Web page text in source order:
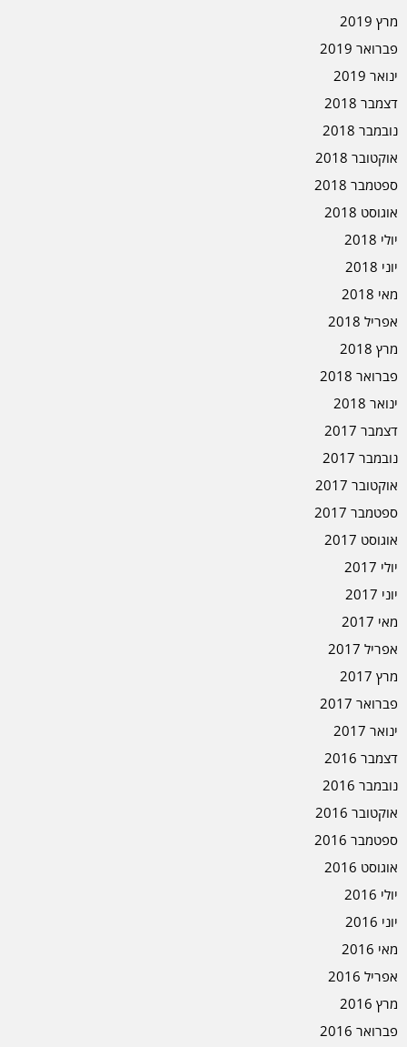
מרץ 2019
פברואר 2019
ינואר 2019
דצמבר 2018
נובמבר 2018
אוקטובר 2018
ספטמבר 2018
אוגוסט 2018
יולי 2018
יוני 2018
מאי 2018
אפריל 2018
מרץ 2018
פברואר 2018
ינואר 2018
דצמבר 2017
נובמבר 2017
אוקטובר 2017
ספטמבר 2017
אוגוסט 2017
יולי 2017
יוני 2017
מאי 2017
אפריל 2017
מרץ 2017
פברואר 2017
ינואר 2017
דצמבר 2016
נובמבר 2016
אוקטובר 2016
ספטמבר 2016
אוגוסט 2016
יולי 2016
יוני 2016
מאי 2016
אפריל 2016
מרץ 2016
פברואר 2016